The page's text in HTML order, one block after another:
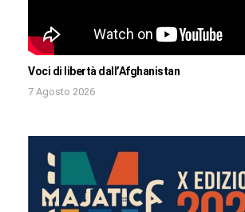
Voci di libertà dall’Afghanistan
7 Agosto 2026